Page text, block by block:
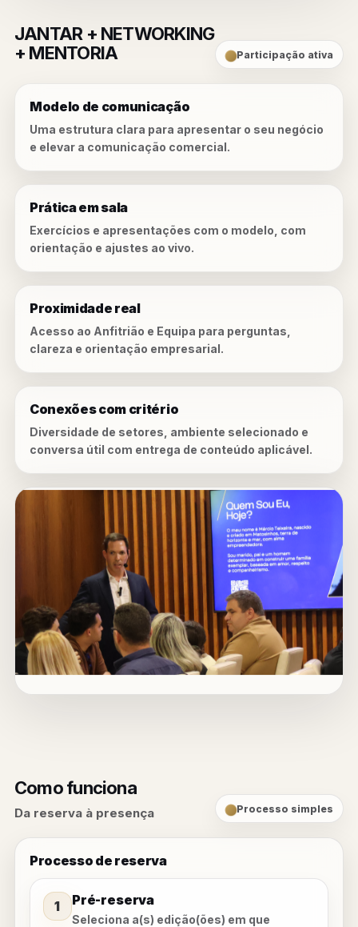
JANTAR + NETWORKING
+ MENTORIA
Participação ativa
Modelo de comunicação
Uma estrutura clara para apresentar o seu negócio
e elevar a comunicação comercial.
Prática em sala
Exercícios e apresentações com o modelo, com
orientação e ajustes ao vivo.
Proximidade real
Acesso ao Anfitrião e Equipa para perguntas,
clareza e orientação empresarial.
Conexões com critério
Diversidade de setores, ambiente selecionado e
conversa útil com entrega de conteúdo aplicável.
Como funciona
Da reserva à presença Processo simples
Processo de reserva
1 Pré-reserva
Seleciona a(s) edição(ões) em que